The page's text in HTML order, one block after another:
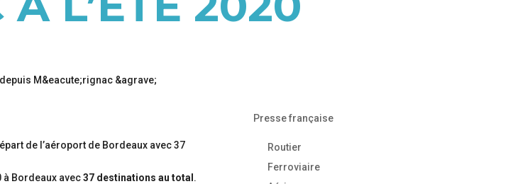
de l’aéroport de Bordeaux avec 37
à Bordeaux avec37 destinations au total .
Presse française
Routier
Ferroviaire